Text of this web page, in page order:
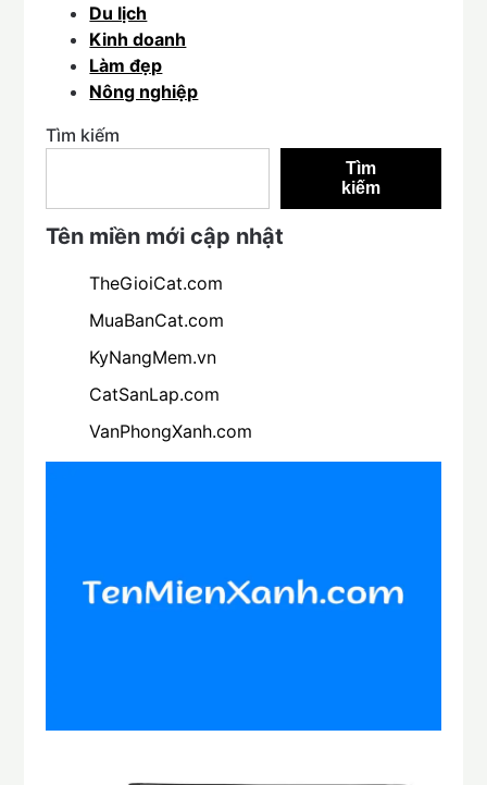
Du lịch
Kinh doanh
Làm đẹp
Nông nghiệp
Tìm kiếm
Tìm
kiếm
Tên miền mới cập nhật
TheGioiCat.com
MuaBanCat.com
KyNangMem.vn
CatSanLap.com
VanPhongXanh.com